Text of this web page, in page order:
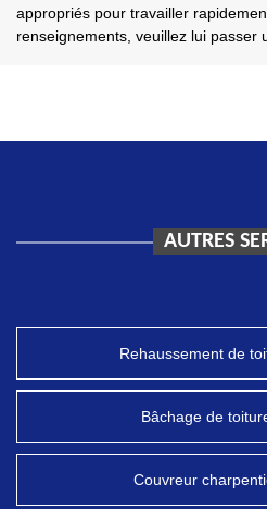
appropriés pour travailler
renseignements, veuillez lui passer
AUTRES
Rehaussement de
Bâchage de
Couvreur